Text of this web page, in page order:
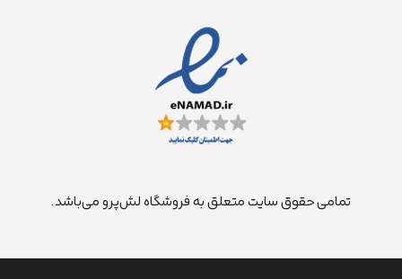
تمامی حقوق سایت متعلق به فروشگاه لش‌پرو می‌باشد.